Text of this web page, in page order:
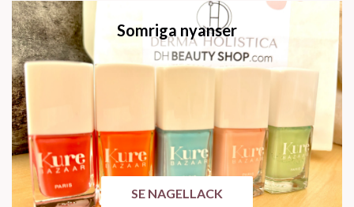
Somriga nyanser
SE NAGELLACK